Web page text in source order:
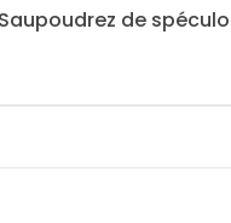
de